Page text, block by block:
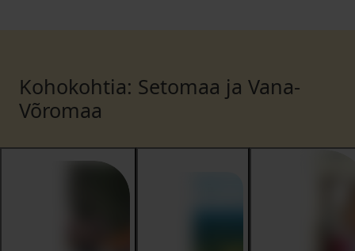
Kohokohtia: Setomaa ja Vana-
Võromaa